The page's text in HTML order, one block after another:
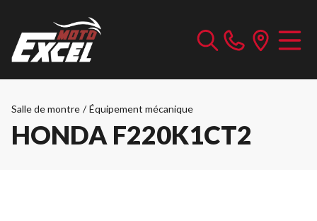
Salle de montre / Équipement mécanique
HONDA F220K1CT2